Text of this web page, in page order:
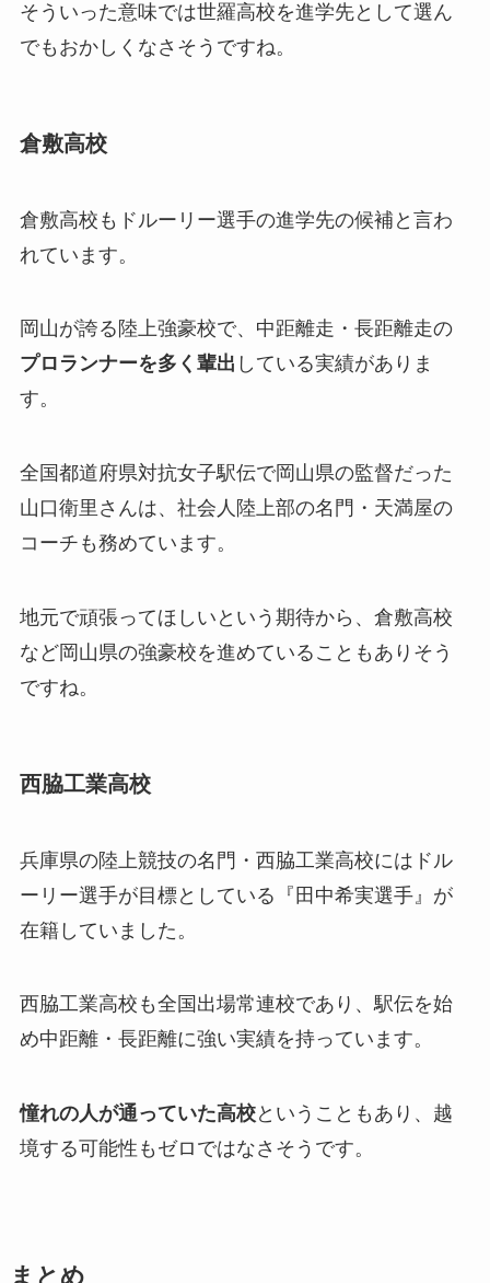
そういった意味では世羅高校を進学先として選ん
でもおかしくなさそうですね。
倉敷高校
倉敷高校もドルーリー選手の進学先の候補と言わ
れています。
岡山が誇る陸上強豪校で、中距離走・長距離走の
プロランナーを多く輩出 している実績がありま
す。
全国都道府県対抗女子駅伝で岡山県の監督だった
山口衛里さんは、社会人陸上部の名門・天満屋の
コーチも務めています。
地元で頑張ってほしいという期待から、倉敷高校
など岡山県の強豪校を進めていることもありそう
ですね。
西脇工業高校
兵庫県の陸上競技の名門・西脇工業高校にはドル
ーリー選手が目標としている『田中希実選手』が
在籍していました。
西脇工業高校も全国出場常連校であり、駅伝を始
め中距離・長距離に強い実績を持っています。
憧れの人が通っていた高校ということもあり、越
境する可能性もゼロではなさそうです。
まとめ